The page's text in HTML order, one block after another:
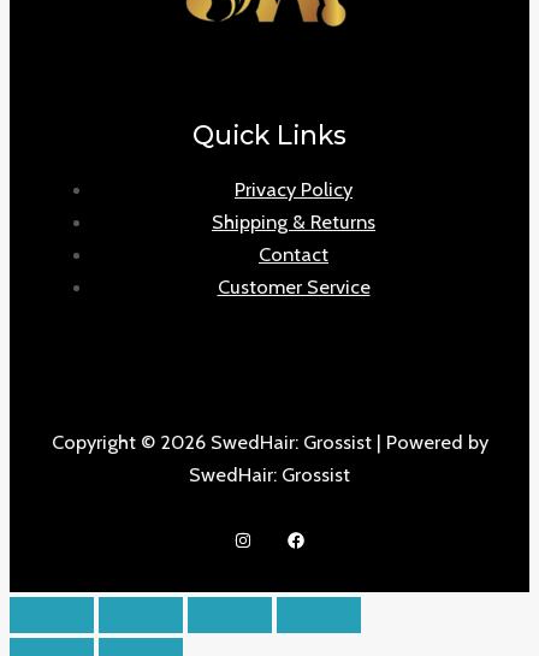
Quick Links
Privacy Policy
Shipping & Returns
Contact
Customer Service
Copyright © 2026 SwedHair: Grossist | Powered by
SwedHair: Grossist